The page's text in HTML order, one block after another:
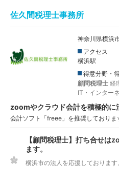
佐久間税理士事務所
神奈川県横浜
アクセス
横浜駅
得意分野・
顧問税理士 経
IT・インター
zoomやクラウド会計を積極的に
会計ソフト「freee」を推奨しておりま
【顧問税理士】打ち合せは
ます。
横浜市の法人を応援しております